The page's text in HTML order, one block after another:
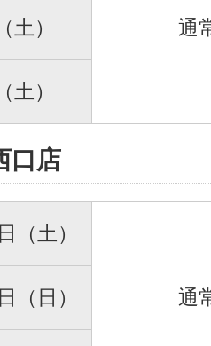
通
土）
土）
口店
（土）
通
（日）